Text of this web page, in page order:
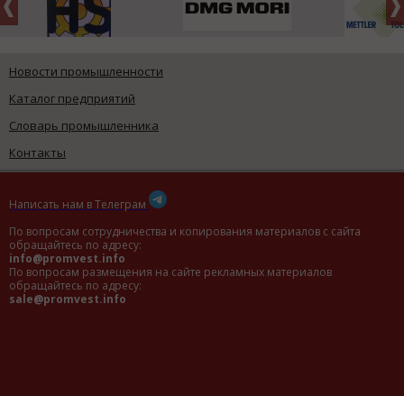
Новости промышленности
Каталог предприятий
Словарь промышленника
Контакты
Написать нам в Телеграм
По вопросам сотрудничества и копирования материалов с сайта
обращайтесь по адресу:
info@promvest.info
По вопросам размещения на сайте рекламных материалов
обращайтесь по адресу:
sale@promvest.info